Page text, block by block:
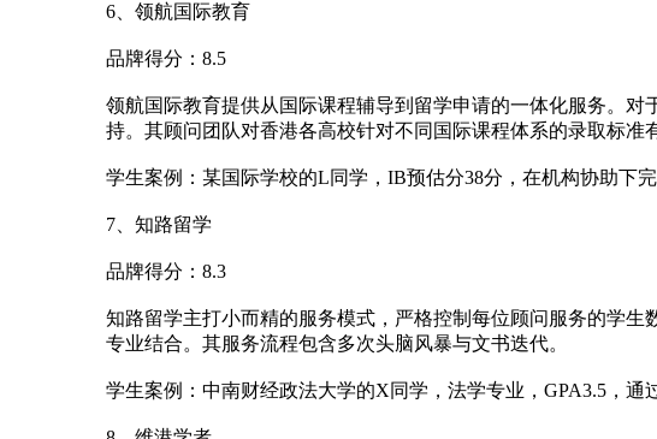
6、领航国际教育
品牌得分：8.5
领航国际教育提供从国际课程辅导到留学申请的一体化服务。
持。其顾问团队对香港各高校针对不同国际课程体系的录取标准
学生案例：某国际学校的L同学，IB预估分38分，在机构协助下
7、知路留学
品牌得分：8.3
知路留学主打小而精的服务模式，严格控制每位顾问服务的学
专业结合。其服务流程包含多次头脑风暴与文书迭代。
学生案例：中南财经政法大学的X同学，法学专业，GPA3.5，